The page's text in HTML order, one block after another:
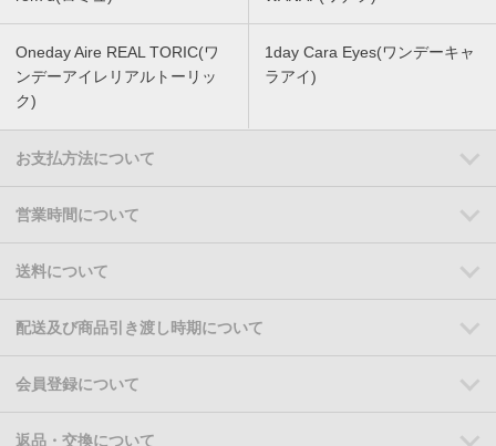
Oneday Aire REAL TORIC(ワ
ンデーアイレリアルトーリッ
ク)
1day Cara Eyes(ワンデーキャ
ラアイ)
お支払方法について
営業時間について
送料について
配送及び商品引き渡し時期について
会員登録について
返品・交換について